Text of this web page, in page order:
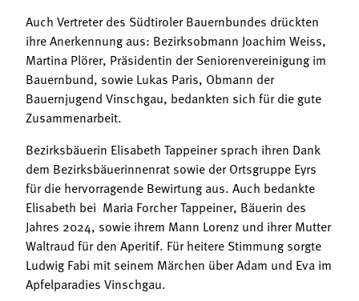
Auch Vertreter des Südtiroler Bauernbundes drückten
ihre Anerkennung aus: Bezirksobmann Joachim Weiss,
Martina Plörer, Präsidentin der Seniorenvereinigung im
Bauernbund, sowie Lukas Paris, Obmann der
Bauernjugend Vinschgau, bedankten sich für die gute
Zusammenarbeit.
Bezirksbäuerin Elisabeth Tappeiner sprach ihren Dank
dem Bezirksbäuerinnenrat sowie der Ortsgruppe Eyrs
für die hervorragende Bewirtung aus. Auch bedankte
Elisabeth bei Maria Forcher Tappeiner, Bäuerin des
Jahres 2024, sowie ihrem Mann Lorenz und ihrer Mutter
Waltraud für den Aperitif. Für heitere Stimmung sorgte
Ludwig Fabi mit seinem Märchen über Adam und Eva im
Apfelparadies Vinschgau.